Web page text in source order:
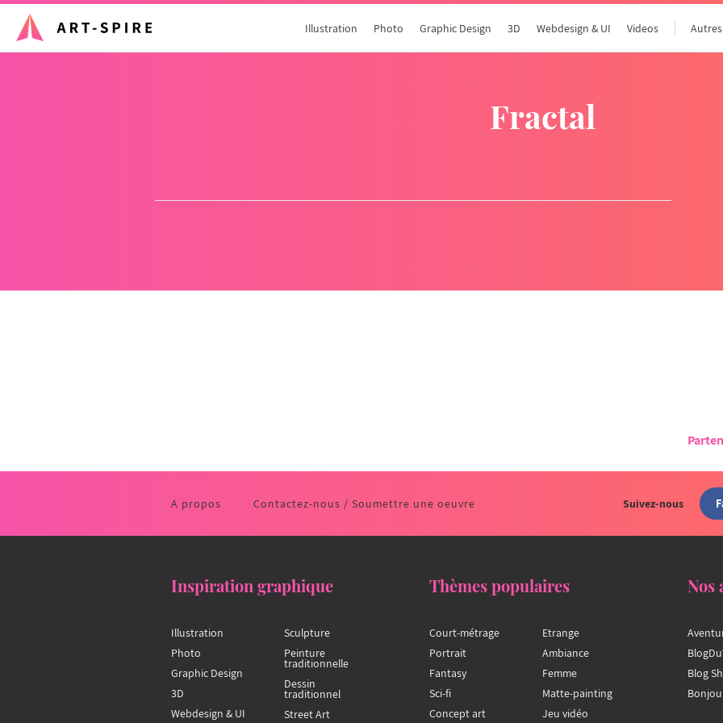
Illustration Photo Graphic Design 3D Webdesign & UI Videos Autres
fractal
A propos Contactez-nous / Soumettre une oeuvre Suivez-nous
Inspiration graphique
Illustration
Photo
Graphic Design
3D
Webdesign & UI
Sculpture
Peinture
traditionnelle
Dessin
traditionnel
Street Art
Thèmes populaires
Court-métrage
Portrait
Fantasy
Sci-fi
Concept art
Etrange
Ambiance
Femme
Matte-painting
Jeu vidéo
Nos
Blog